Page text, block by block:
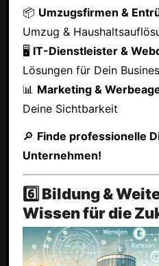
📦 Umzugsfirmen &
Umzug &
🖥 IT-Dienstleister &
Lösungen für Dein
📊 Marketing &
Deine Sichtbarkeit
🔎 Finde professionelle
Unternehmen!
6️⃣ Bildung &
Wissen für die